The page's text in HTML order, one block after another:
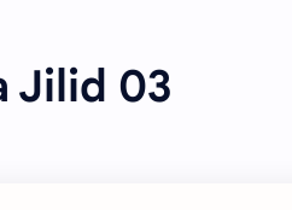
Jilid 03